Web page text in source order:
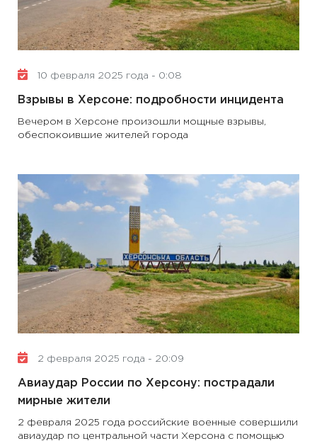
10 февраля 2025 года - 0:08
Взрывы в Херсоне: подробности инцидента
Вечером в Херсоне произошли мощные взрывы,
обеспокоившие жителей города
2 февраля 2025 года - 20:09
Авиаудар России по Херсону: пострадали
мирные жители
2 февраля 2025 года российские военные совершили
авиаудар по центральной части Херсона с помощью